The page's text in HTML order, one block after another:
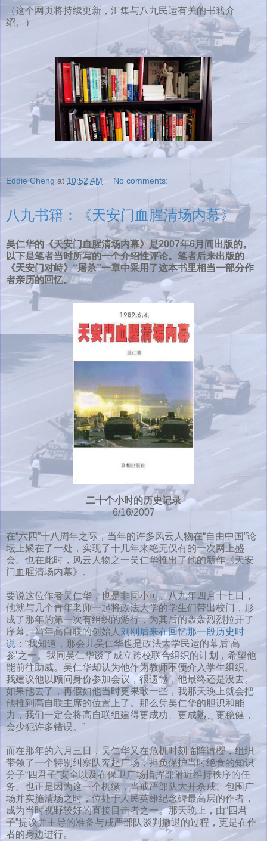
（这个网页将持续更新，汇集与八九民运有关的书籍介
绍。）
Eddie Cheng at 10:52 AM No comments:
八九书籍：《天安门血腥清场内幕》
吴仁华的《天安门血腥清场内幕》是2007年6月间出版的。
以下是笔者当时所写的一个介绍性评论。笔者后来出版的
《天安门对峙》“屠杀”一章中采用了这本书里相当一部分作
者亲历的回忆。
二十个小时的历史记录
6/16/2007
在“六四”十八周年之际，当年的许多风云人物在“自由中国”论
坛上聚在了一处，实现了十几年来绝无仅有的一次网上盛
会。也在此时，风云人物之一吴仁华推出了他的新作《天安
门血腥清场内幕》。
要说这位作者吴仁华，也是非同小可。八九年四月十七日，
他就与几个青年老师一起将政法大学的学生们带出校门，形
成了那年的第一次有组织的游行，为其后的轰轰烈烈拉开了
序幕。当年高自联的创始人 刘刚后来在回忆那一段历史时
说 ：“我知道，那会儿吴仁华也是政法大学民运的幕后‘高
参’之一。我同吴仁华谈了成立跨校联合组织的计划，希望他
能前往助威。吴仁华却认为他作为教师不便介入学生组织。
我建议他以顾问身份参加会议，很遗憾，他最终还是没去。
如果他去了，再假如他当时更果敢一些，我那天晚上就会把
他推到高自联主席的位置上了。那么凭吴仁华的胆识和能
力，我们一定会将高自联组建得更成功、更成熟、更稳健，
会少犯许多错误。”
而在那年的六月三日，吴仁华又在危机时刻临阵请樱，组织
带领了一个特别纠察队奔赴广场，担负保护当时绝食的知识
分子“四君子”安全以及在保卫广场指挥部附近维持秩序的任
务。也正是因为这一个机缘，当戒严部队大开杀戒、包围广
场并实施清场之时，位处于人民英雄纪念碑最高层的作者，
成为当时视野较好的直接目击者之一。那天晚上，由“四君
子”提议并主导的准备与戒严部队谈判撤退的过程，更是在作
者的身边进行。